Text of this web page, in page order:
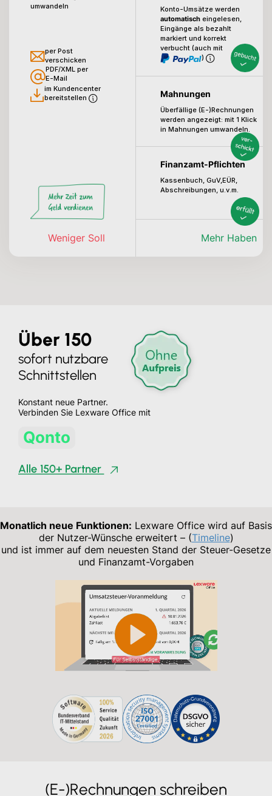
umwandeln
per Post
verschicken
PDF/XML per
E-Mail
im Kundencenter
bereitstellen
Weniger Soll
Konto-Umsätze werden
automatisch eingelesen,
Eingänge als bezahlt
markiert und korrekt
verbucht (auch mit
)
Mahnungen
Überfällige (E-)Rechnungen
werden angezeigt: mit 1 Klick
in Mahnungen umwandeln.
Finanzamt-Pflichten
Kassenbuch, GuV,EÜR,
Abschreibungen, u.v.m.
Mehr Haben
Über 150
sofort nutzbare
Schnittstellen
Konstant neue Partner.
Verbinden Sie Lexware Office mit
Holvi
Alle 150+ Partner
Monatlich neue Funktionen: Lexware Office wird auf Basis
der Nutzer-Wünsche erweitert – (Timeline)
und ist immer auf dem neuesten Stand der Steuer-Gesetze
und Finanzamt-Vorgaben
(E-)Rechnungen schreiben